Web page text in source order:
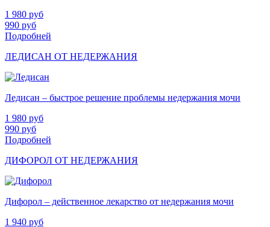
1 980 руб
990 руб
Подробней
ЛЕДИСАН ОТ НЕДЕРЖАНИЯ
Ледисан – быстрое решение проблемы недержания мочи
1 980 руб
990 руб
Подробней
ДИФОРОЛ ОТ НЕДЕРЖАНИЯ
Дифорол – действенное лекарство от недержания мочи
1 940 руб